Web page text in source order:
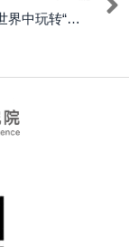
在多智能体世界中玩转“自利”与“利他”的平衡艺术